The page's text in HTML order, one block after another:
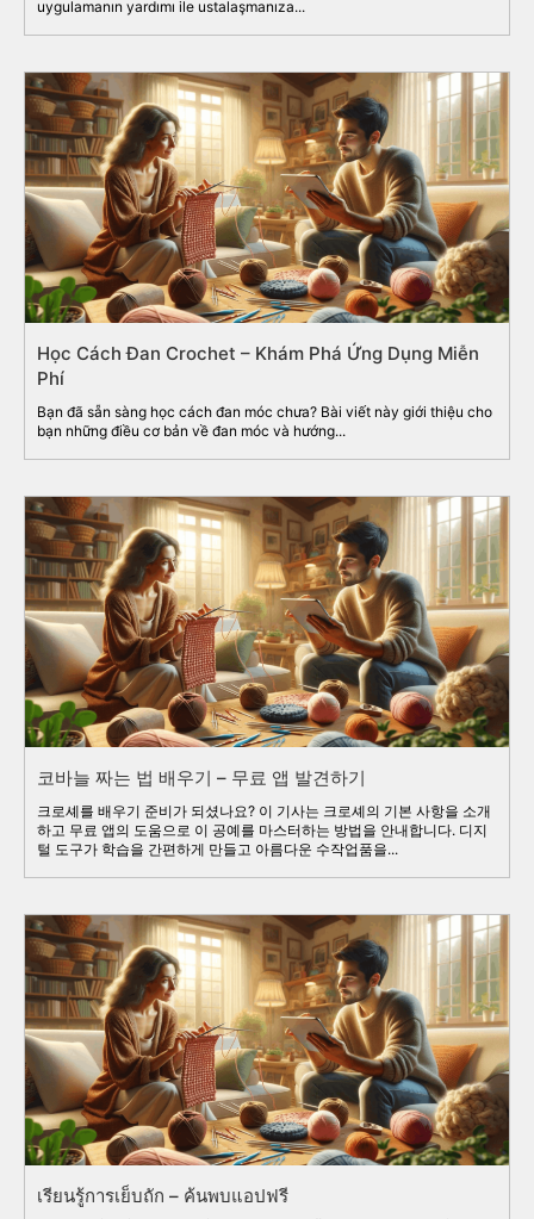
uygulamanın yardımı ile ustalaşmanıza...
Học Cách Đan Crochet – Khám Phá Ứng Dụng Miễn
Phí
Bạn đã sẵn sàng học cách đan móc chưa? Bài viết này giới thiệu cho
bạn những điều cơ bản về đan móc và hướng...
코바늘 짜는 법 배우기 – 무료 앱 발견하기
크로셰를 배우기 준비가 되셨나요? 이 기사는 크로셰의 기본 사항을 소개
하고 무료 앱의 도움으로 이 공예를 마스터하는 방법을 안내합니다. 디지
털 도구가 학습을 간편하게 만들고 아름다운 수작업품을...
เรียนรู้การเย็บถัก – ค้นพบแอปฟรี